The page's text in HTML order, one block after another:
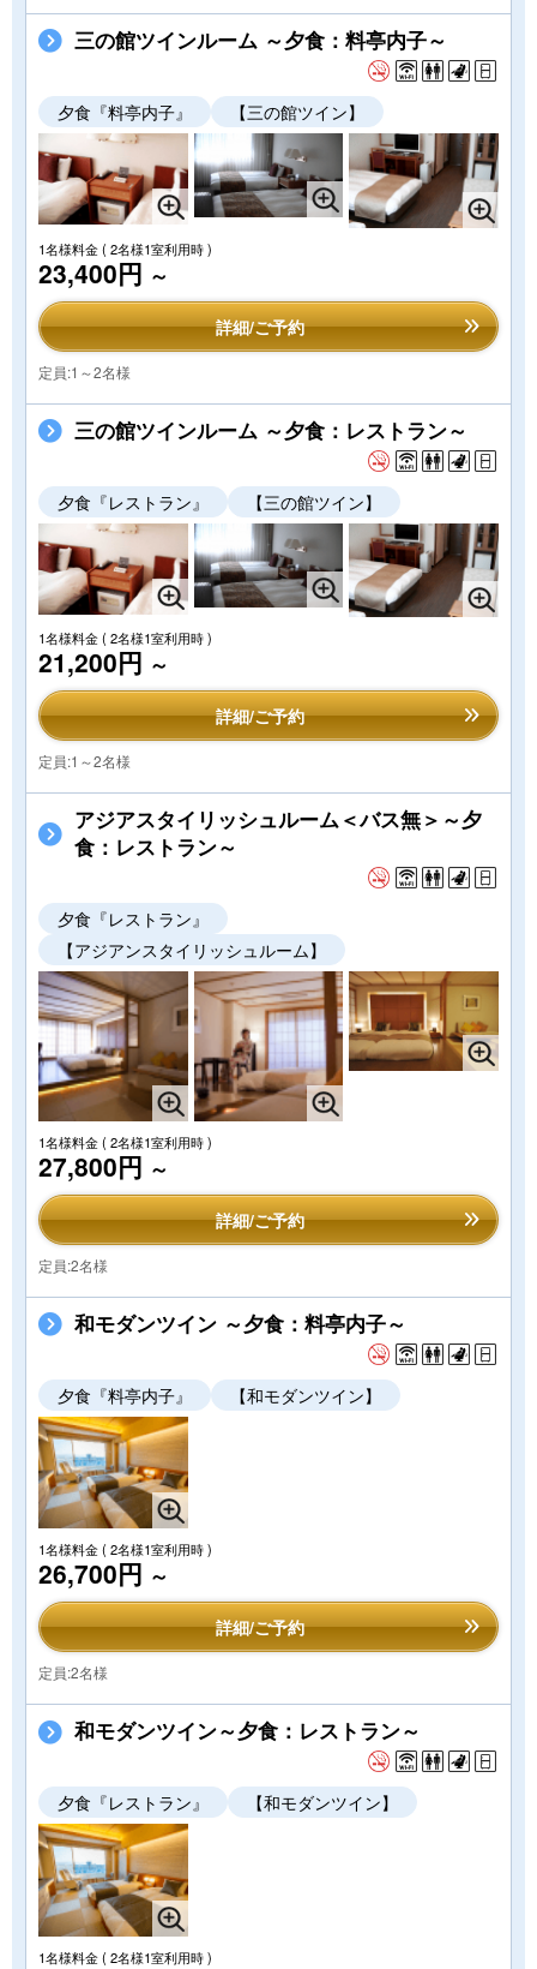
三の館ツインルーム ～夕食：料亭内子～
夕食『料亭内子』 【三の館ツイン】
1名様料金( 2名様1室利用時 )
23,400円 ～
詳細/ご予約
定員:1～2名様
三の館ツインルーム ～夕食：レストラン～
夕食『レストラン』 【三の館ツイン】
1名様料金( 2名様1室利用時 )
21,200円 ～
詳細/ご予約
定員:1～2名様
アジアスタイリッシュルーム＜バス無＞～夕
食：レストラン～
夕食『レストラン』
【アジアンスタイリッシュルーム】
1名様料金( 2名様1室利用時 )
27,800円 ～
詳細/ご予約
定員:2名様
和モダンツイン ～夕食：料亭内子～
夕食『料亭内子』 【和モダンツイン】
1名様料金( 2名様1室利用時 )
26,700円 ～
詳細/ご予約
定員:2名様
和モダンツイン～夕食：レストラン～
夕食『レストラン』 【和モダンツイン】
1名様料金( 2名様1室利用時 )